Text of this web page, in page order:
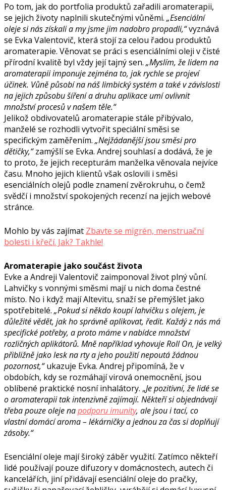
Po tom, jak do portfolia produktů zařadili aromaterapii,
se jejich životy naplnili skutečnými vůněmi. „Esenciální
oleje si nás získali a my jsme jim nadobro propadli,“vyznává
se Evka Valentovič, která stojí za celou řadou produktů
aromaterapie. Věnovat se práci s esenciálními oleji v čisté
přírodní kvalitě byl vždy její tajný sen. „Myslím, že lidem na
aromaterapii imponuje zejména to, jak rychle se projeví
účinek. Vůně působí na náš limbický systém a také v závislosti
na jejich způsobu šíření a druhu aplikace umí ovlivnit
množství procesů v našem těle.“
Jelikož obdivovatelů aromaterapie stále přibývalo,
manželé se rozhodli vytvořit speciální směsi se
specifickým zaměřením. „Nejžádanější jsou směsi pro
dětičky,“zamýšlí se Evka. Andrej souhlasí a dodává, že je
to proto, že jejich recepturám manželka věnovala nejvíce
času. Mnoho jejich klientů však oslovili i směsi
esenciálních olejů podle znamení zvěrokruhu, o čemž
svědčí i množství spokojených recenzí na jejich webové
stránce.
Mohlo by vás zajímat Zbavte se migrén, menstruační
bolesti i křečí. Jak? Takhle!
Aromaterapie jako součást života
Evke a Andreji Valentovič zaimponoval život plný vůní.
Lahvičky s vonnými směsmi mají u nich doma čestné
místo. No i když mají Altevitu, snaží se přemýšlet jako
spotřebitelé. „Pokud si někdo koupí lahvičku s olejem, je
důležité vědět, jak ho správně aplikovat, ředit. Každý z nás má
specifické potřeby, a proto máme v nabídce množství
rozličných aplikátorů. Mně například vyhovuje Roll On, je velký
přibližně jako lesk na rty a jeho použití nepoutá žádnou
pozornost,“ukazuje Evka. Andrej připomíná, že v
obdobích, kdy se rozmáhají virová onemocnění, jsou
oblíbené praktické nosní inhalátory. „Je pozitivní, že lidé se
o aromaterapii tak intenzivně zajímají. Někteří si objednávají
třeba pouze oleje napodporu imunity, ale jsou i tací, co
vlastní domácí aroma – lékárničky a jednou za čas si doplňují
zásoby.“
Esenciální oleje mají široký záběr využití. Zatímco někteří
lidé používají pouze difuzory v domácnostech, autech či
kancelářích, jiní přidávají esenciální oleje do pračky,